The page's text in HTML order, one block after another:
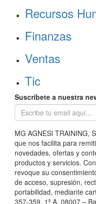
Recursos
Finanzas
Ventas
Tic
Suscríbete a nuestra
MG AGNESI TRAINING,
que nos facilita para
novedades, ofertas y
productos y servicios.
revoque su
de acceso, supresión,
portabilidad, mediante
357-359, 1º A, 08007 –